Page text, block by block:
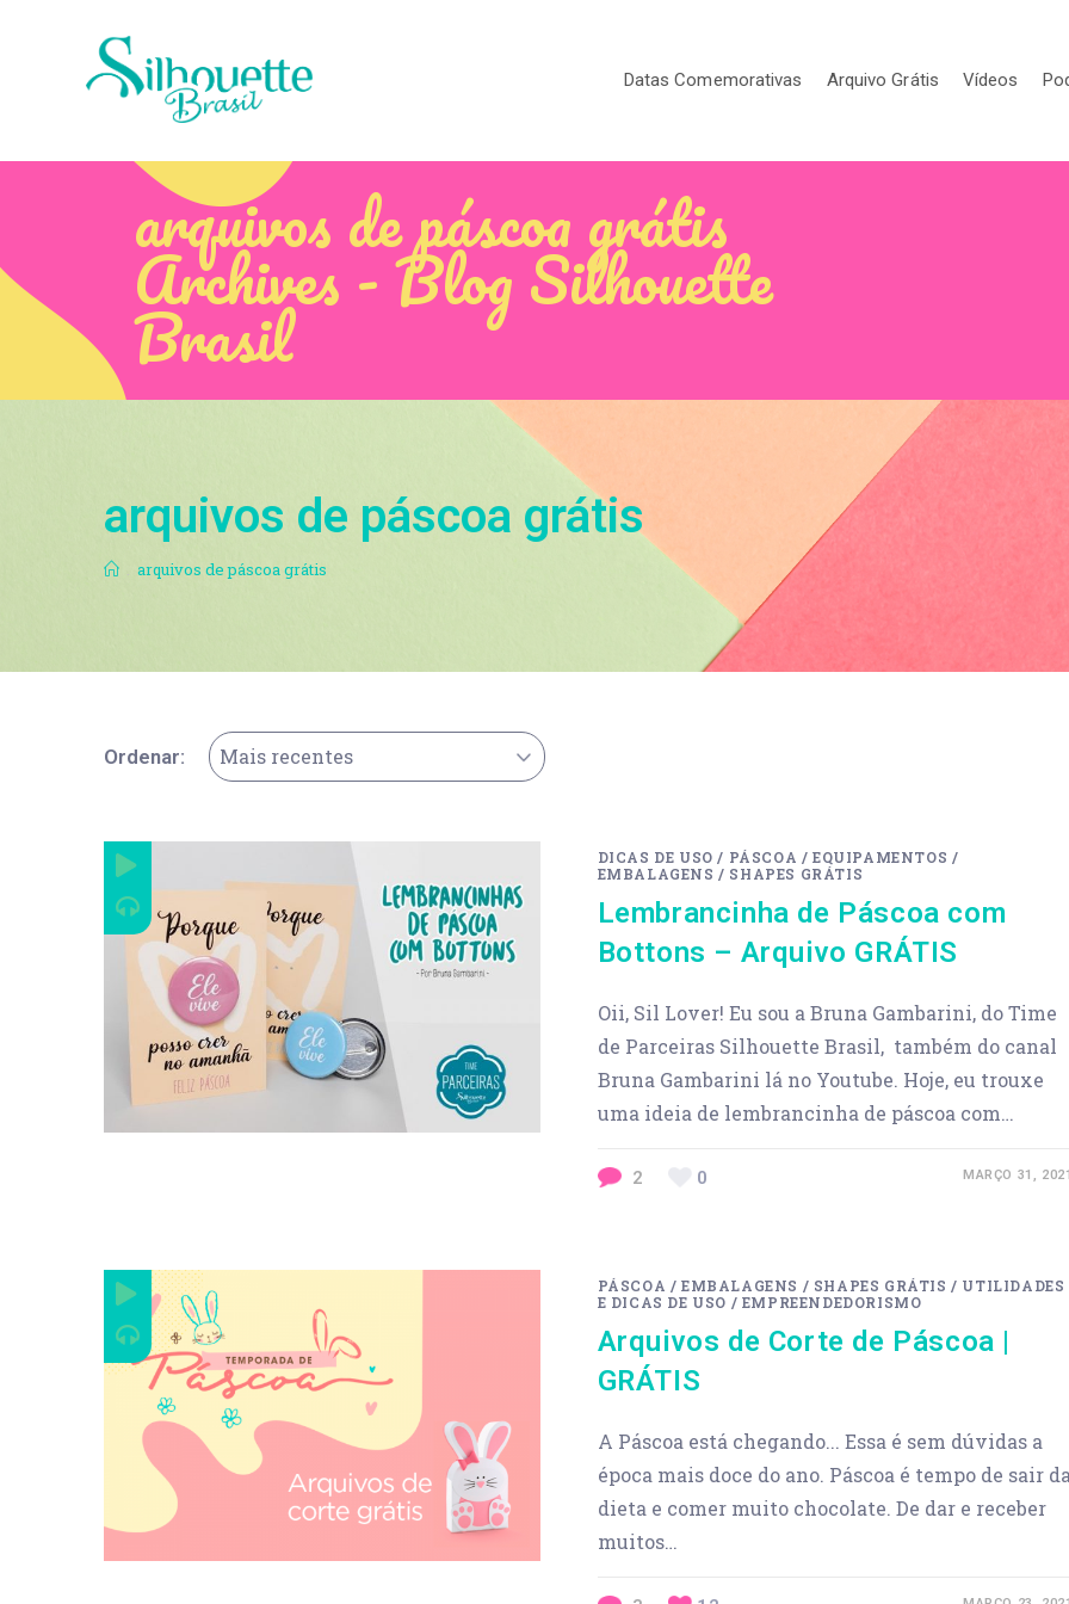
Datas Comemorativas Arquivo Grátis Vídeos
arquivos de páscoa grátis
Archives - Blog Silhouette
Brasil
arquivos de páscoa grátis
. arquivos de páscoa grátis
Ordenar: Mais recentes
DICAS DE USO / PÁSCOA / EQUIPAMENTOS /
EMBALAGENS / SHAPES GRÁTIS
Lembrancinha de Páscoa com
Bottons – Arquivo GRÁTIS
Oii, Sil Lover! Eu sou a Bruna Gambarini, do Time
de Parceiras Silhouette Brasil, também do canal
Bruna Gambarini lá no Youtube. Hoje, eu trouxe
uma ideia de lembrancinha de páscoa com…
2 0 MARÇO 31, 2021
PÁSCOA / EMBALAGENS / SHAPES GRÁTIS / UTILIDADES
E DICAS DE USO / EMPREENDEDORISMO
Arquivos de Corte de Páscoa |
GRÁTIS
A Páscoa está chegando... Essa é sem dúvidas a
época mais doce do ano. Páscoa é tempo de sair da
dieta e comer muito chocolate. De dar e receber
muitos…